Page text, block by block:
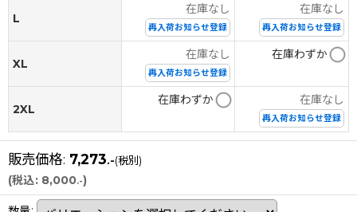
L
在庫なし
再入荷お知らせ登録
在庫なし
再入荷お知らせ登録
XL
在庫なし
再入荷お知らせ登録
在庫わずか
2XL
在庫わずか 在庫なし
再入荷お知らせ登録
販売価格: 7,273.-(税別)
(税込: 8,000.-)